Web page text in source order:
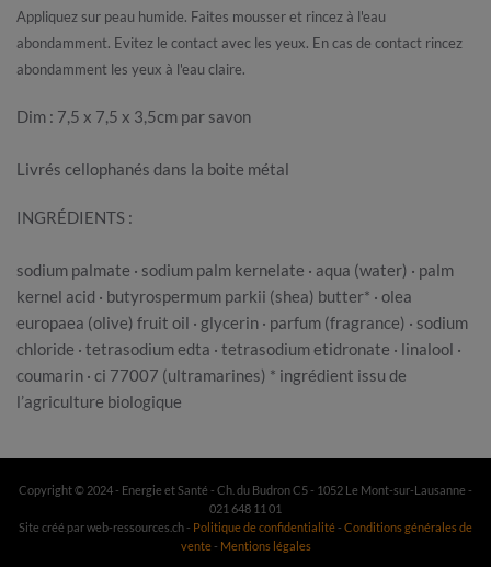
Appliquez sur peau humide. Faites mousser et rincez à l'eau
abondamment. Evitez le contact avec les yeux. En cas de contact rincez
abondamment les yeux à l'eau claire.
Dim : 7,5 x 7,5 x 3,5cm par savon
Livrés cellophanés dans la boite métal
INGRÉDIENTS :
sodium palmate · sodium palm kernelate · aqua (water) · palm
kernel acid · butyrospermum parkii (shea) butter* · olea
europaea (olive) fruit oil · glycerin · parfum (fragrance) · sodium
chloride · tetrasodium edta · tetrasodium etidronate · linalool ·
coumarin · ci 77007 (ultramarines) * ingrédient issu de
l’agriculture biologique
Copyright © 2024 - Energie et Santé - Ch. du Budron C5 - 1052 Le Mont-sur-Lausanne -
021 648 11 01
Site créé par web-ressources.ch - Politique de confidentialité- Conditions générales de
vente- Mentions légales